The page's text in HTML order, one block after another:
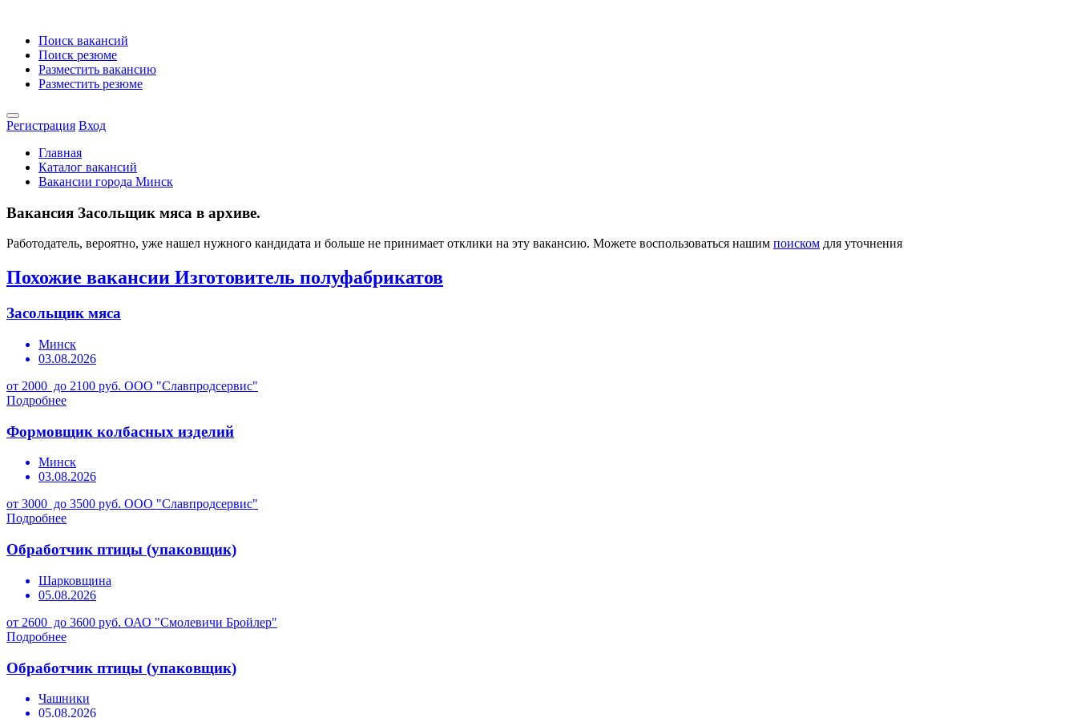
Поиск вакансий
Поиск резюме
Разместить вакансию
Разместить резюме
Регистрация Вход
Главная
Каталог вакансий
Вакансии города Минск
Вакансия Засольщик мяса в архиве.
Работодатель, вероятно, уже нашел нужного кандидата и больше не принимает отклики на эту вакансию. Можете воспользоваться нашим поиском для уточнения
Похожие вакансии Изготовитель полуфабрикатов
Засольщик мяса
Минск
03.08.2026
от 2000 до 2100 руб. ООО "Славпродсервис"
Подробнее
Формовщик колбасных изделий
Минск
03.08.2026
от 3000 до 3500 руб. ООО "Славпродсервис"
Подробнее
Обработчик птицы (упаковщик)
Шарковщина
05.08.2026
от 2600 до 3600 руб. ОАО "Смолевичи Бройлер"
Подробнее
Обработчик птицы (упаковщик)
Чашники
05.08.2026